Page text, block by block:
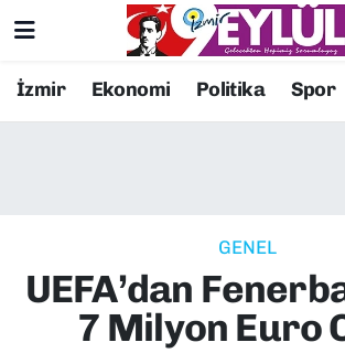
İzmir Ekonomi Politika Spor
GENEL
UEFA’dan
7 Milyon Euro
Resmi İlanlar
EKONOMİ
Konak Nöbetçi Eczaneler
Süper Lig Puan Durumu ve
Tüm Manşetler